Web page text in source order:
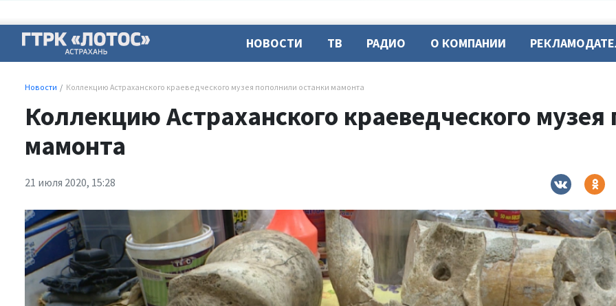
НОВОСТИ ТВ РАДИО О КОМПАНИИ
Новости Коллекцию Астраханского краеведческого музея пополнили останки мамонта
Коллекцию Астраханского краеведческого
мамонта
21 июля 2020, 15:28